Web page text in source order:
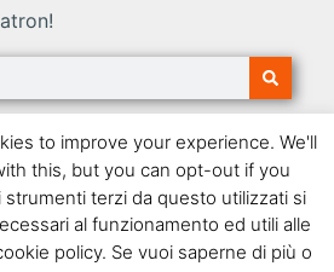
– Numero 133 –
– Mario Bustos
SU FACEBOOK
to improve your experience. We'll
this, but you can opt-out if you
terzi da questo utilizzati si
al funzionamento ed utili alle
policy. Se vuoi saperne di più o